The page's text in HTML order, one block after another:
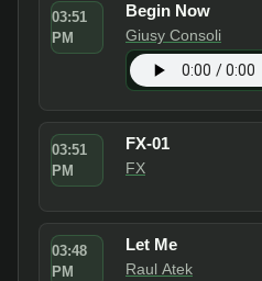
03:51
PM
Begin Now
Giusy Consoli
03:51
PM
FX-01
FX
03:48
PM
Let Me
Raul Atek